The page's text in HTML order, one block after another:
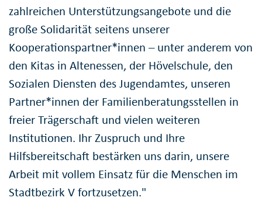
zahlreichen Unterstützungsangebote und die
große Solidarität seitens unserer
Kooperationspartner*innen – unter anderem von
den Kitas in Altenessen, der Hövelschule, den
Sozialen Diensten des Jugendamtes, unseren
Partner*innen der Familienberatungsstellen in
freier Trägerschaft und vielen weiteren
Institutionen. Ihr Zuspruch und Ihre
Hilfsbereitschaft bestärken uns darin, unsere
Arbeit mit vollem Einsatz für die Menschen im
Stadtbezirk V fortzusetzen."